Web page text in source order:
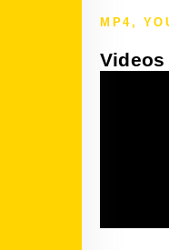
MP4,
Videos